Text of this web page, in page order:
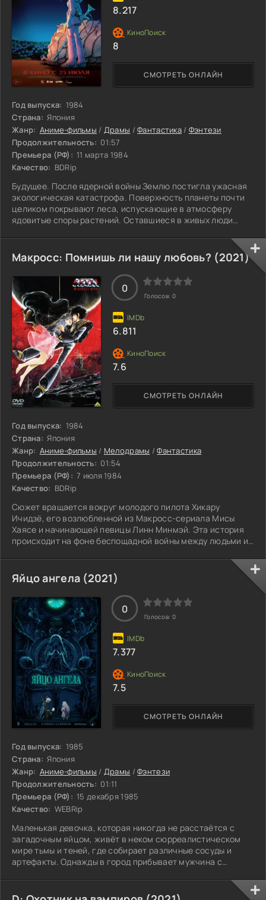
Год выпуска: 1984
Страна: Япония
Жанр: Аниме-фильмы / Драмы /Фантастика/ Фэнтези
Продолжительность: 01:57
Премьера (РФ): 11 марта 1984
Качество: BDRip
Будущее. После ядерной войны Землю постигла ужасная
экологическая катастрофа. Поверхность планеты почти
целиком покрывают леса, испускающие в атмосферу
ядовитые споры растений. Оставшиеся в живых люди
сталкиваются с чудовищными насекомообразными
монстрами. Долина ветров — одно из царств,
образовавшихся на руинах прежних государств. Им
управляет отважная принцесса Навсикая. Но мирное
существование Долины ветров нарушается, когда
маленькая
СМОТРЕТЬ ОНЛАЙН
8.217
8
Макросс: Помнишь ли нашу любовь? (2021)
Год выпуска: 1984
Страна: Япония
Жанр: Аниме-фильмы / Мелодрамы /Фантастика
Продолжительность: 01:54
Премьера (РФ): 7 июля 1984
Качество: BDRip
Сюжет вращается вокруг молодого пилота Хикару
Ичидзё, его возлюбленной из Макросс-сериала Мисы
Хаясе и начинающей певицы Линн Минмэй. Эта история
происходит на фоне беспощадной войны между людьми и
космическим флотом из миллионов кораблей. Зентради и
Мельтанди (великаны-женщины) живут отдельно друг от
друга и являются врагами друг другу. В ходе войны
уничтожается практически всё живое на планете Земля
со всеми её жителями. В живых остаются
СМОТРЕТЬ ОНЛАЙН
0
Голосов: 0
6.811
7.6
Яйцо ангела (2021)
Год выпуска: 1985
Страна: Япония
Жанр: Аниме-фильмы / Драмы /Фэнтези
Продолжительность: 01:11
Премьера (РФ): 15 декабря 1985
Качество: WEBRip
Маленькая девочка, которая никогда не расстаётся с
загадочным яйцом, живёт в неком сюрреалистическом
мире тьмы и теней, где собирает различные сосуды и
артефакты. Однажды в город прибывает мужчина с
СМОТРЕТЬ ОНЛАЙН
0
Голосов: 0
7.377
7.5